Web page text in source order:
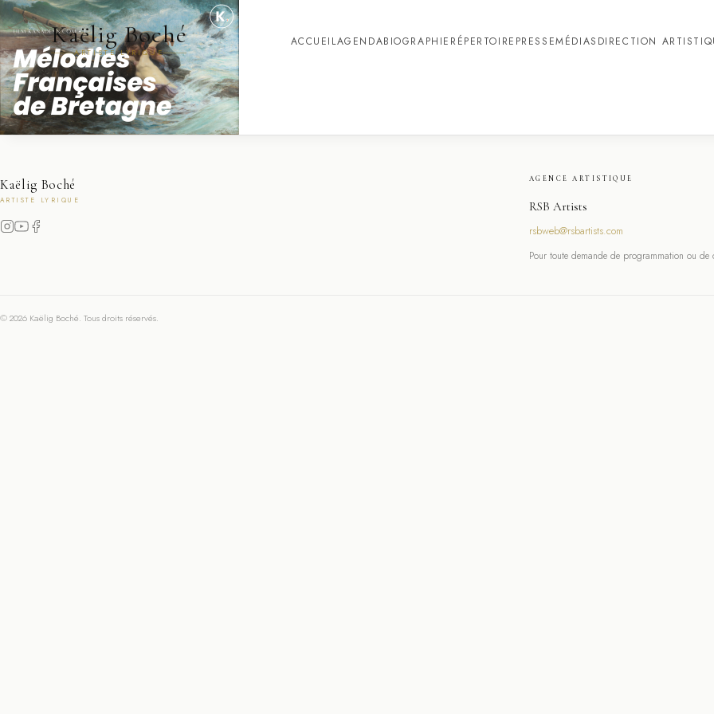
Kaëlig Boché
ARTISTE LYRIQUE
ACCUEILAGENDABIOGRAPHIE RÉPERTOIRE PRESSEMÉDIAS DIRECTION
Kaëlig Boché
ARTISTE LYRIQUE
AGENCE ARTISTIQUE
RSB Artists
rsbweb@rsbartists.com
Pour toute demande de programmation ou
© 2026 Kaëlig Boché. Tous droits réservés.